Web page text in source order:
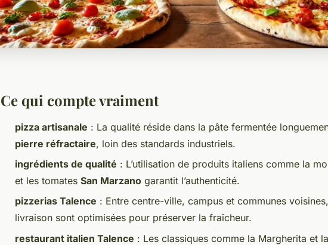
Ce qui compte vraiment
pizza artisanale : La qualité réside dans la pâte fermentée
pierre réfractaire, loin des standards industriels.
ingrédients de qualité : L’utilisation de produits italiens comme la
et les tomates San Marzano garantit l’authenticité.
pizzerias Talence : Entre centre-ville, campus et communes
livraison sont optimisées pour préserver la fraîcheur.
restaurant italien Talence : Les classiques comme la Margherita et